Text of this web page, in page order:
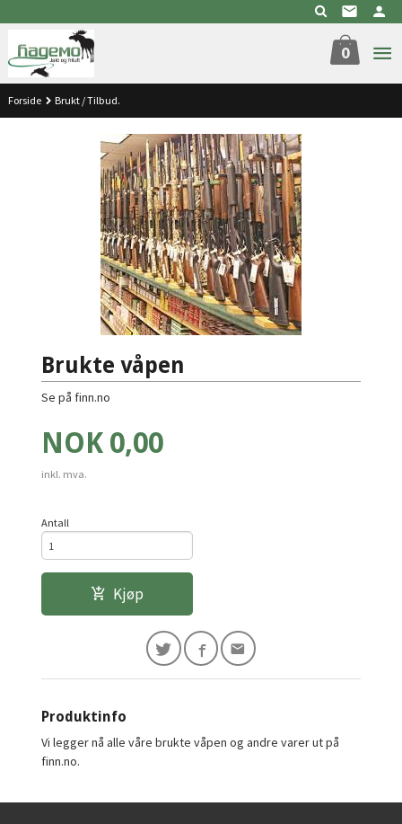
til
innholdet
0
Forside Brukt / Tilbud.
Brukte våpen
Se på finn.no
Pris
NOK 0,00
inkl. mva.
Antall
Kjøp
Produktinfo
Vi legger nå alle våre brukte våpen og andre varer ut på
finn.no.